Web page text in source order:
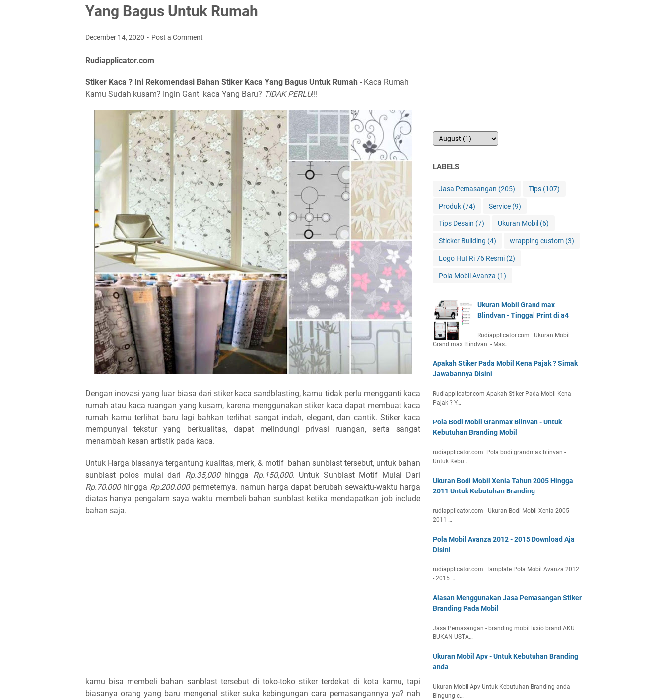
Yang Bagus Untuk Rumah
December 14, 2020 Post a Comment
Rudiapplicator.com
Stiker Kaca ? Ini Rekomendasi Bahan Stiker Kaca Yang Bagus Untuk Rumah - Kaca Rumah
Kamu Sudah kusam? Ingin Ganti kaca Yang Baru? TIDAK PERLU!!!
Dengan inovasi yang luar biasa dari stiker kaca sandblasting, kamu tidak perlu mengganti kaca
rumah atau kaca ruangan yang kusam, karena menggunakan stiker kaca dapat membuat kaca
rumah kamu terlihat baru lagi bahkan terlihat sangat indah, elegant, dan cantik. Stiker kaca
mempunyai tekstur yang berkualitas, dapat melindungi privasi ruangan, serta sangat
menambah kesan artistik pada kaca.
Untuk Harga biasanya tergantung kualitas, merk, & motif bahan sunblast tersebut, untuk bahan
sunblast polos mulai dari Rp.35,000hingga Rp.150,000. Untuk Sunblast Motif Mulai Dari
Rp.70,000 hingga Rp,200.000permeternya. namun harga dapat berubah sewaktu-waktu harga
diatas hanya pengalam saya waktu membeli bahan sunblast ketika mendapatkan job include
bahan saja.
kamu bisa membeli bahan sanblast tersebut di toko-toko stiker terdekat di kota kamu, tapi
biasanya orang yang baru mengenal stiker suka kebingungan cara pemasangannya ya? nah
LABELS
Jasa Pemasangan (205) Tips (107)
Produk (74) Service (9)
Tips Desain (7) Ukuran Mobil (6)
Sticker Building (4) wrapping custom (3)
Logo Hut Ri 76 Resmi (2)
Pola Mobil Avanza (1)
Ukuran Mobil Grand max
Blindvan - Tinggal Print di a4
Rudiapplicator.com Ukuran Mobil
Grand max Blindvan - Mas…
Apakah Stiker Pada Mobil Kena Pajak ? Simak
Jawabannya Disini
Rudiapplicator.com Apakah Stiker Pada Mobil Kena
Pajak ? Y…
Pola Bodi Mobil Granmax Blinvan - Untuk
Kebutuhan Branding Mobil
rudiapplicator.com Pola bodi grandmax blinvan -
Untuk Kebu…
Ukuran Bodi Mobil Xenia Tahun 2005 Hingga
2011 Untuk Kebutuhan Branding
rudiapplicator.com - Ukuran Bodi Mobil Xenia 2005 -
2011 …
Pola Mobil Avanza 2012 - 2015 Download Aja
Disini
rudiapplicator.com Tamplate Pola Mobil Avanza 2012
- 2015 …
Alasan Menggunakan Jasa Pemasangan Stiker
Branding Pada Mobil
Jasa Pemasangan - branding mobil luxio brand AKU
BUKAN USTA…
Ukuran Mobil Apv - Untuk Kebutuhan Branding
anda
Ukuran Mobil Apv Untuk Kebutuhan Branding anda -
Bingung c…